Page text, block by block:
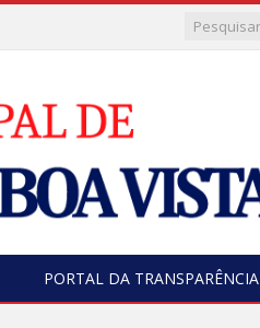
PORTAL DA TRANSPARÊNCIA